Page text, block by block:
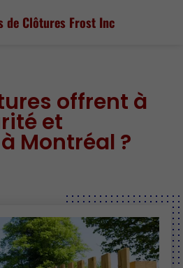
de Clôtures Frost Inc
offrent à
et
Montréal ?